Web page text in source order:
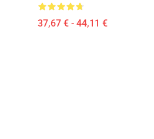
37,67 € - 44,11 €